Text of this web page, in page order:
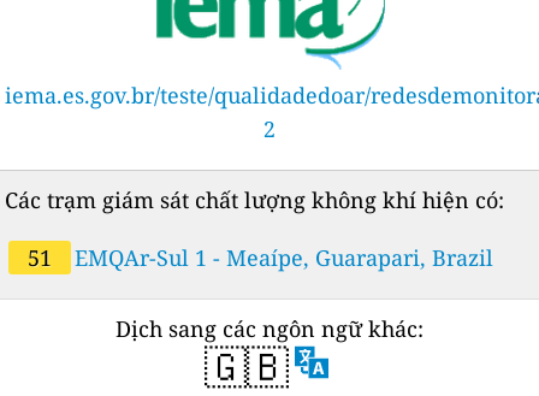
iema.es.gov.br/teste/qualidadedoar/
2
Các trạm giám sát chất lượng không khí hiện có:
51
EMQAr-Sul 1 - Meaípe, Guarapari, Brazil
Dịch sang các ngôn ngữ khác:
🇬🇧